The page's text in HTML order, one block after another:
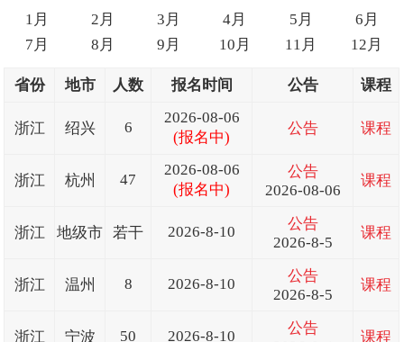
1月 2月 3月 4月 5月
6月
7月
8月 9月 10月 11月 12月
省份 地市 人数 报名时间 公告 课程
浙江 绍兴 6
2026-08-06
(报名中)
公告 课程
浙江 杭州 47
2026-08-06
(报名中)
公告
2026-08-06
课程
浙江 地级市 若干 2026-8-10
公告
2026-8-5
课程
浙江 温州 8 2026-8-10
公告
2026-8-5
课程
浙江 宁波 50 2026-8-10
公告
课程